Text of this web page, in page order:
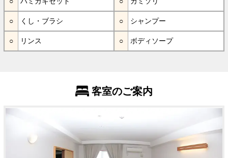
くし・ブラシ シャンプー
リンス ボディソープ
客室のご案内